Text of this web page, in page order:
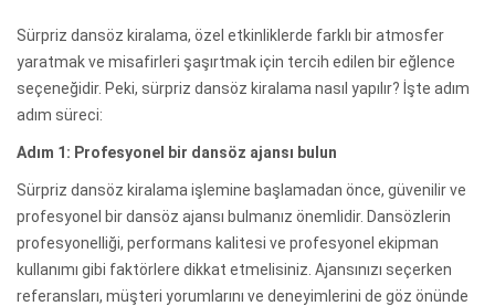
Sürpriz dansöz kiralama, özel etkinliklerde farklı bir atmosfer
yaratmak ve misafirleri şaşırtmak için tercih edilen bir eğlence
seçeneğidir. Peki, sürpriz dansöz kiralama nasıl yapılır? İşte adım
adım süreci:
Adım 1: Profesyonel bir dansöz ajansı bulun
Sürpriz dansöz kiralama işlemine başlamadan önce, güvenilir ve
profesyonel bir dansöz ajansı bulmanız önemlidir. Dansözlerin
profesyonelliği, performans kalitesi ve profesyonel ekipman
kullanımı gibi faktörlere dikkat etmelisiniz. Ajansınızı seçerken
referansları, müşteri yorumlarını ve deneyimlerini de göz önünde